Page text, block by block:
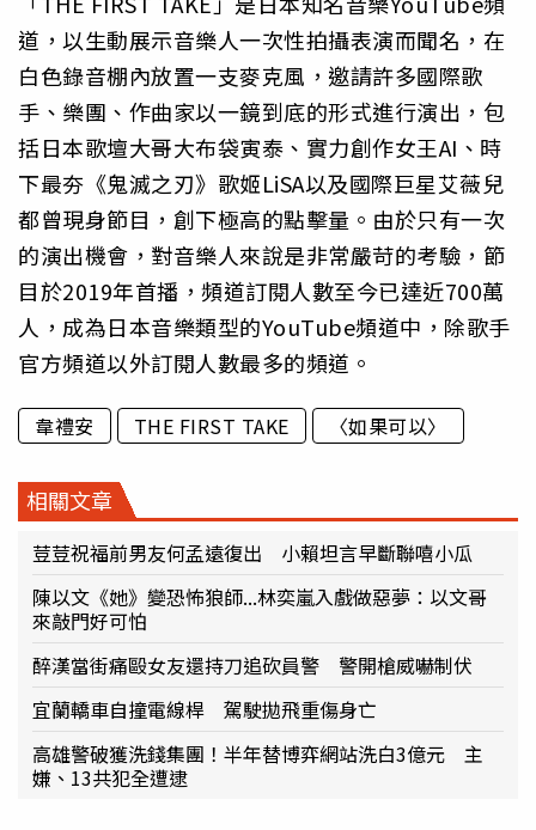
道，以生動展示音樂人一次性拍攝表演而聞名，在
白色錄音棚內放置一支麥克風，邀請許多國際歌
手、樂團、作曲家以一鏡到底的形式進行演出，包
括日本歌壇大哥大布袋寅泰、實力創作女王AI、時
下最夯《鬼滅之刃》歌姬LiSA以及國際巨星艾薇兒
都曾現身節目，創下極高的點擊量。由於只有一次
的演出機會，對音樂人來說是非常嚴苛的考驗，節
目於2019年首播，頻道訂閱人數至今已達近700萬
人，成為日本音樂類型的YouTube頻道中，除歌手
官方頻道以外訂閱人數最多的頻道。
韋禮安 THE FIRST TAKE 〈如果可以〉
相關文章
荳荳祝福前男友何孟遠復出 小賴坦言早斷聯嘻小瓜
陳以文《她》變恐怖狼師...林奕嵐入戲做惡夢：以文哥
來敲門好可怕
醉漢當街痛毆女友還持刀追砍員警 警開槍威嚇制伏
宜蘭轎車自撞電線桿 駕駛拋飛重傷身亡
高雄警破獲洗錢集團！半年替博弈網站洗白3億元 主
嫌、13共犯全遭逮